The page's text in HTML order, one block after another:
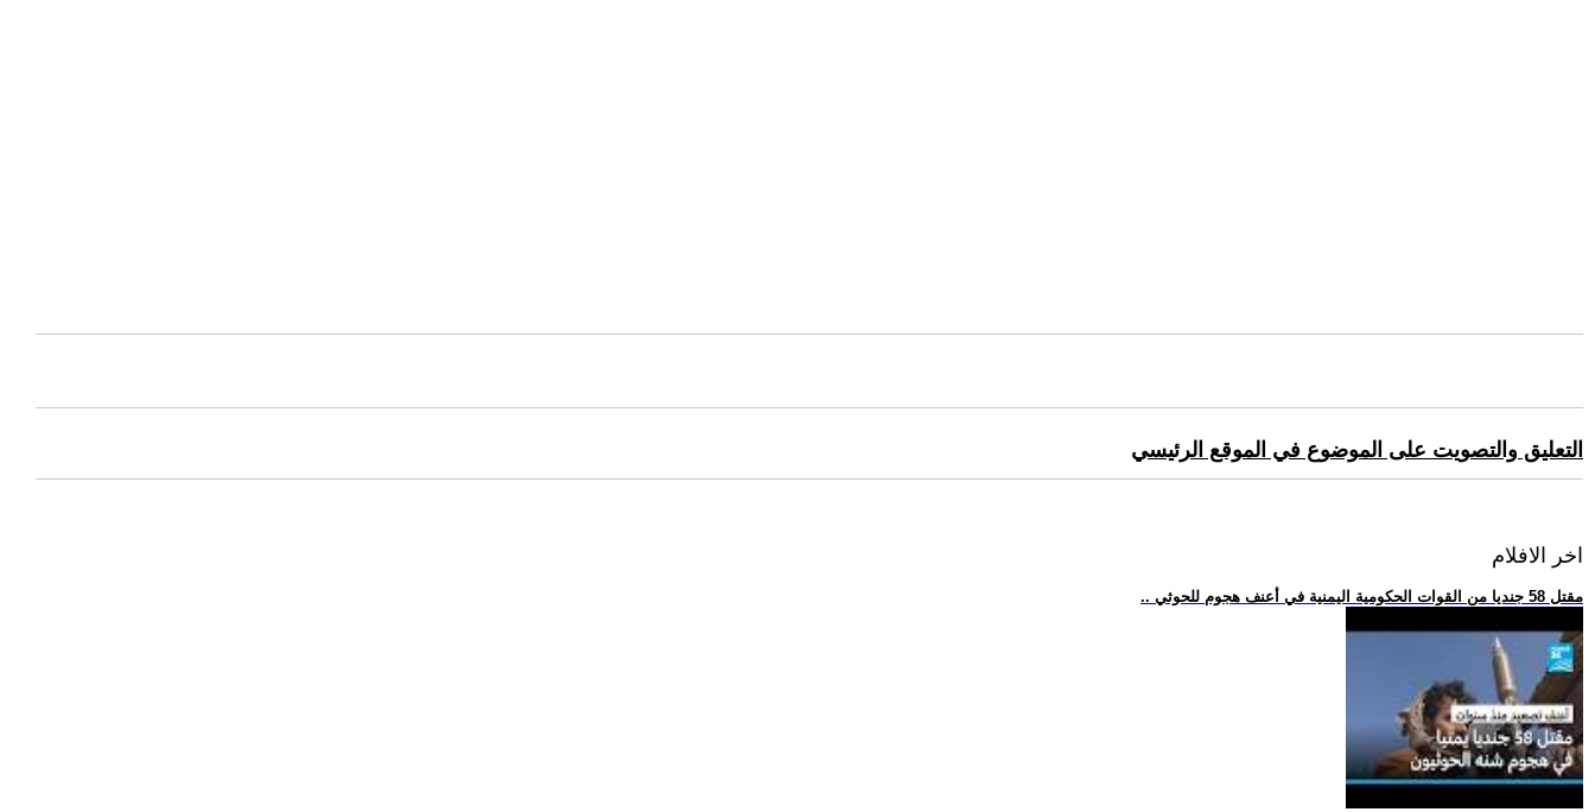
التعليق والتصويت على الموضوع في الموقع الرئيسي
اخر الافلام
.. مقتل 58 جنديا من القوات الحكومية اليمنية في أعنف هجوم للحوثي